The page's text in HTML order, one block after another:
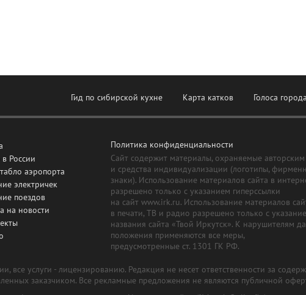
Гид по сибирской кухне Карта катков Голоса города
России
аэропорта
электричек
поездов
на новости
Политика конфиденциальности
Сайт содержит материалы, охраняемые
и средства индивидуализации (логотипы,
знаки). Использование материалов сайта в
разрешено только с указанием гиперссылки
на сайт www.irk.ru. Использование материалов
в печати, ТВ и радио разрешено только с
названия сайта «Твой Иркутск». К нарушителям
положения применяются все меры,
предусмотренные ст. 1301 ГК РФ.
все услуги - лицензированию. Редакция не несет ответственности за
заказчиком. Все рекламные предложения не являются публичной